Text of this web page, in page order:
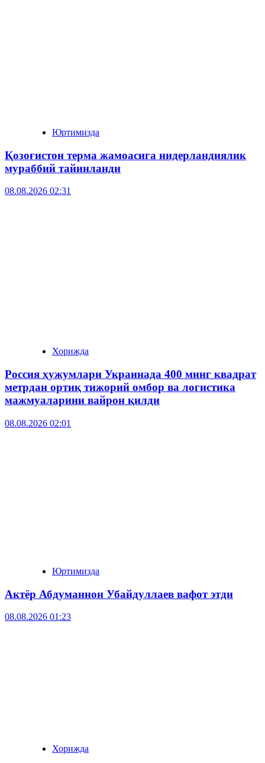
Юртимизда
Қозоғистон терма жамоасига нидерландиялик
мураббий тайинланди
08.08.2026 02:31
Хорижда
Россия ҳужумлари Украинада 400 минг квадрат
метрдан ортиқ тижорий омбор ва логистика
мажмуаларини вайрон қилди
08.08.2026 02:01
Юртимизда
Актёр Абду­маннон Убайдуллаев вафот этди
08.08.2026 01:23
Хорижда